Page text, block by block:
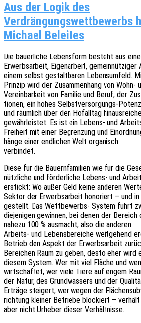
Aus der Logik des
Verdrängungswettbewerbs
Michael Beleites
Die bäuer­li­che Lebens­form besteht aus
Erwerbs­ar­beit, Eigen­ar­beit, gemein­nüt­zi­ger
einem selbst gestalt­ba­ren Lebens­um­feld.
Prin­zip wird der Zusam­men­hang von Wohn-
Verein­bar­keit von Fami­lie und Beruf, der
tio­nen, ein hohes Selbst­ver­sor­gungs-
und räum­lich über den Hofall­tag
gewähr­leis­tet. Es ist ein Lebens- und
Frei­heit mit einer Begren­zung und
hän­ge einer endli­chen Welt organisch
verbindet.
Diese für die Bauern­fa­mi­li­en wie für die
nütz­li­che und förder­li­che Lebens- und
erstickt: Wo außer Geld keine ande­ren
Sektor der Erwerbs­ar­beit hono­riert – und
gestellt. Das Wett­be­werbs- System führt
dieje­ni­gen gewin­nen, bei denen der Bereich
nahezu 100 % ausmacht, also die anderen
Arbeits- und Lebens­be­rei­che weit­ge­hend
Betrieb den Aspekt der Erwerbs­ar­beit
Berei­chen Raum zu geben, desto eher wird
diesem System. Wer mit viel Fläche und
wirt­schaf­tet, wer viele Tiere auf engem
der Natur, des Grund­was­sers und der
Erträ­ge stei­gert, wer wegen der
rich­tung klei­ner Betrie­be blockiert –
aber nicht Urhe­ber dieser Verhältnisse.